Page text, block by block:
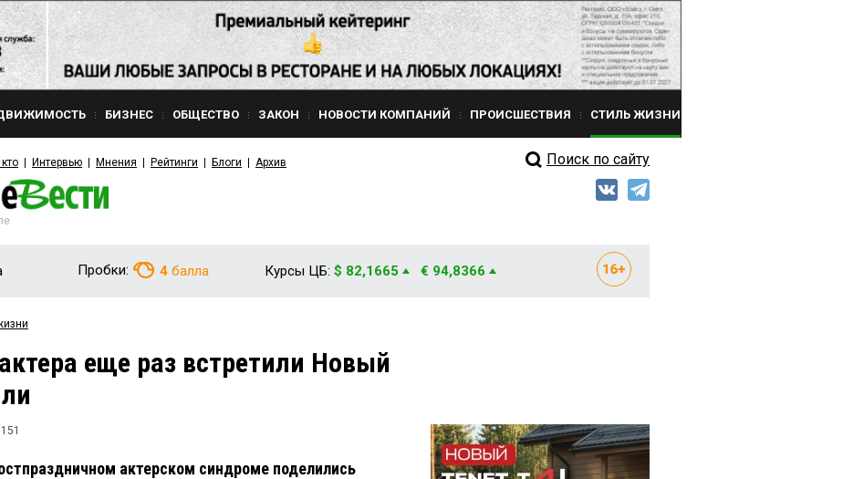
БИЗНЕС ОБЩЕСТВО ЗАКОН НОВОСТИ КОМПАНИЙ ПРОИСШЕСТВИЯ СТИЛЬ ЖИЗНИ
Интервью Мнения Рейтинги Блоги Архив Поиск по сайту
Пробки: 4 балла Курсы ЦБ: $ 82,1665 € 94,8366
еще раз встретили Новый
актерском синдроме поделились